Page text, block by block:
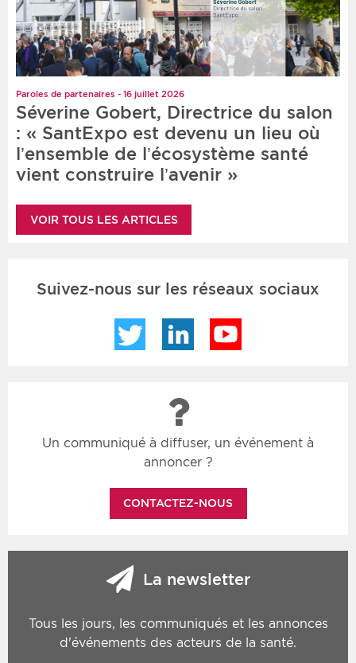
Paroles de partenaires - 16 juillet 2026
Séverine Gobert, Directrice du salon
: « SantExpo est devenu un lieu où
l’ensemble de l’écosystème santé
vient construire l’avenir »
VOIR TOUS LES ARTICLES
Suivez-nous sur les réseaux sociaux
Twitter LinkedIn
Un communiqué à diffuser, un événement à
annoncer ?
CONTACTEZ-NOUS
La newsletter
Tous les jours, les communiqués et les annonces
d'événements des acteurs de la santé.